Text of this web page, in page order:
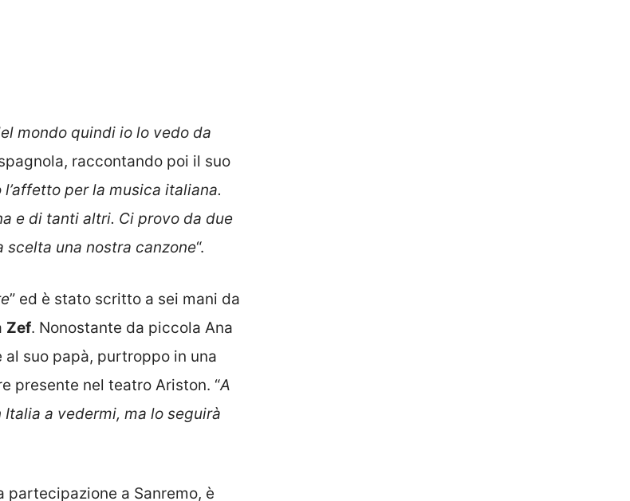
mondo quindi io lo vedo da
raccontando poi il suo
per la musica italiana.
e di tanti altri. Ci provo da due
scelta una nostra canzone“.
” ed è stato scritto a sei mani da
Zef. Nonostante da piccola Ana
suo papà, purtroppo in una
presente nel teatro Ariston. “A
a vedermi, ma lo seguirà
partecipazione a Sanremo, è